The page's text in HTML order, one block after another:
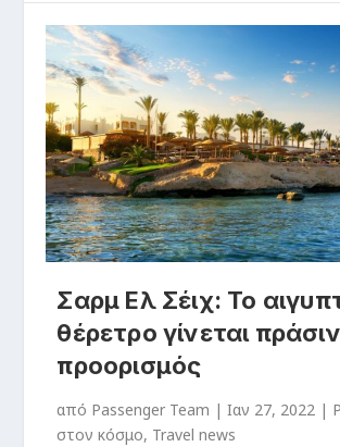
Σαρμ Ελ Σέιχ: Το
θέρετρο γίνεται
προορισμός
από Passenger Team |Ιαν 27, 2022 |
στον κόσμο, Travel news